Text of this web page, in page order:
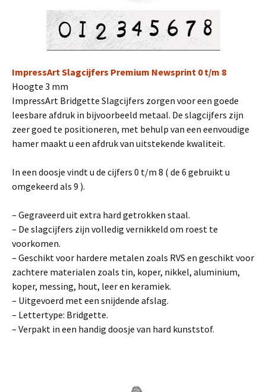
ImpressArt Slagcijfers Premium Newsprint 0 t/m 8
Hoogte 3 mm
ImpressArt Bridgette Slagcijfers zorgen voor een goede
leesbare afdruk in bijvoorbeeld metaal. De slagcijfers zijn
zeer goed te positioneren, met behulp van een eenvoudige
hamer maakt u een afdruk van uitstekende kwaliteit.
In een doosje vindt u de cijfers 0 t/m 8 ( de 6 gebruikt u
omgekeerd als 9 ).
– Gegraveerd uit extra hard getrokken staal.
– De slagcijfers zijn volledig vernikkeld om roest te
voorkomen.
– Geschikt voor hardere metalen zoals RVS en geschikt voor
zachtere materialen zoals tin, koper, nikkel, aluminium,
koper, messing, hout, leer en keramiek.
– Uitgevoerd met een snijdende afslag.
– Lettertype: Bridgette.
– Verpakt in een handig doosje van hard kunststof.